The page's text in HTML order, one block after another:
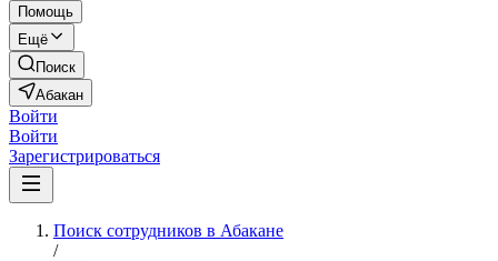
Помощь
Ещё
Поиск
Абакан
Войти
Войти
Зарегистрироваться
Поиск сотрудников в Абакане
/